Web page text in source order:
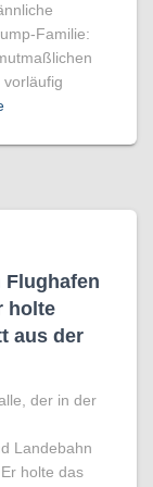
Familie:
vorläufig
Flughafen
holte
aus der
der in der
Landebahn
holte das